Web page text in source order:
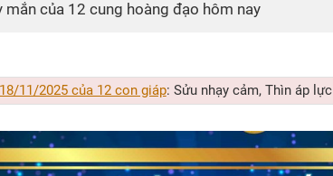
mắn của 12 cung hoàng đạo hôm nay
11/2025 của 12 con giáp: Sửu nhạy cảm, Thìn áp lực